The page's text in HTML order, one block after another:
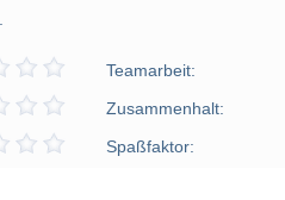
Teamarbeit:
Zusammenhalt:
Spaßfaktor: